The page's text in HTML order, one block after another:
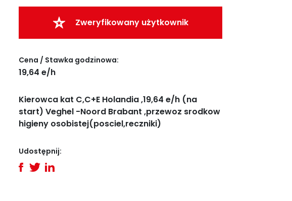
Zweryfikowany użytkownik
Cena / Stawka godzinowa:
19,64 e/h
Kierowca kat C,C+E Holandia ,19,64 e/h (na
start) Veghel -Noord Brabant ,przewoz srodkow
higieny osobistej(posciel,reczniki)
Udostępnij: